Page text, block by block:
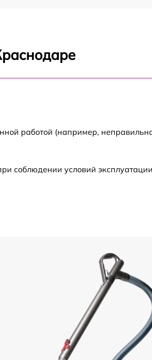
400 р
800 р
1200 р
1800 р
работой (например,
соблюдении условий